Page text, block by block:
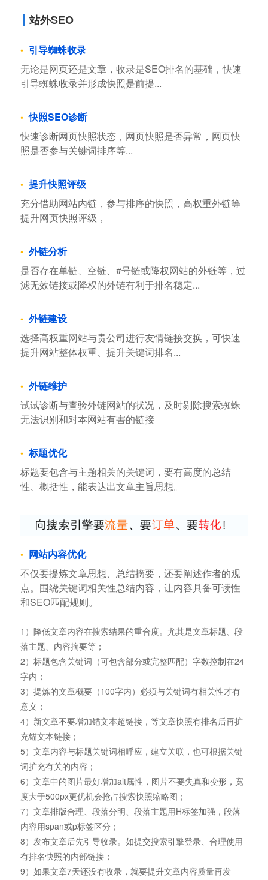
站外SEO
引导蜘蛛收录
无论是网页还是文章，收录是SEO排名的基础，快速
引导蜘蛛收录并形成快照是前提...
快照SEO诊断
快速诊断网页快照状态，网页快照是否异常，网页快
照是否参与关键词排序等...
提升快照评级
充分借助网站内链，参与排序的快照，高权重外链等
提升网页快照评级，
外链分析
是否存在单链、空链、#号链或降权网站的外链等，过
滤无效链接或降权的外链有利于排名稳定...
外链建设
选择高权重网站与贵公司进行友情链接交换，可快速
提升网站整体权重、提升关键词排名...
外链维护
试试诊断与查验外链网站的状况，及时剔除搜索蜘蛛
无法识别和对本网站有害的链接
标题优化
标题要包含与主题相关的关键词，要有高度的总结
性、概括性，能表达出文章主旨思想。
网站内容优化
不仅要提炼文章思想、总结摘要，还要阐述作者的观
点。围绕关键词相关性总结内容，让内容具备可读性
和SEO匹配规则。
1）降低文章内容在搜索结果的重合度。尤其是文章标题、段
落主题、内容摘要等；
2）标题包含关键词（可包含部分或完整匹配）字数控制在24
字内；
3）提炼的文章概要（100字内）必须与关键词有相关性才有
意义；
4）新文章不要增加锚文本超链接，等文章快照有排名后再扩
充锚文本链接；
5）文章内容与标题关键词相呼应，建立关联，也可根据关键
词扩充有关的内容；
6）文章中的图片最好增加alt属性，图片不要失真和变形，宽
度大于500px更优机会抢占搜索快照缩略图；
7）文章排版合理、段落分明、段落主题用H标签加强，段落
内容用span或p标签区分；
8）发布文章后先引导收录。如提交搜索引擎登录、合理使用
有排名快照的内部链接；
9）如果文章7天还没有收录，就要提升文章内容质量再发